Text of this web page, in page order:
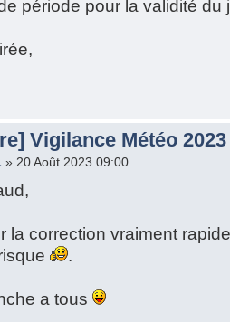
période pour la validité du
Vigilance Météo 2023
» 20 Août 2023 09:00
la correction vraiment
.
a tous